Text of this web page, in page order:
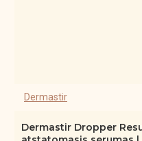
Dermastir
Dermastir Dropper